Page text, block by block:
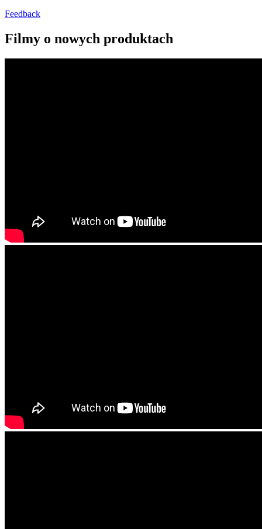
Feedback
Filmy o nowych produktach